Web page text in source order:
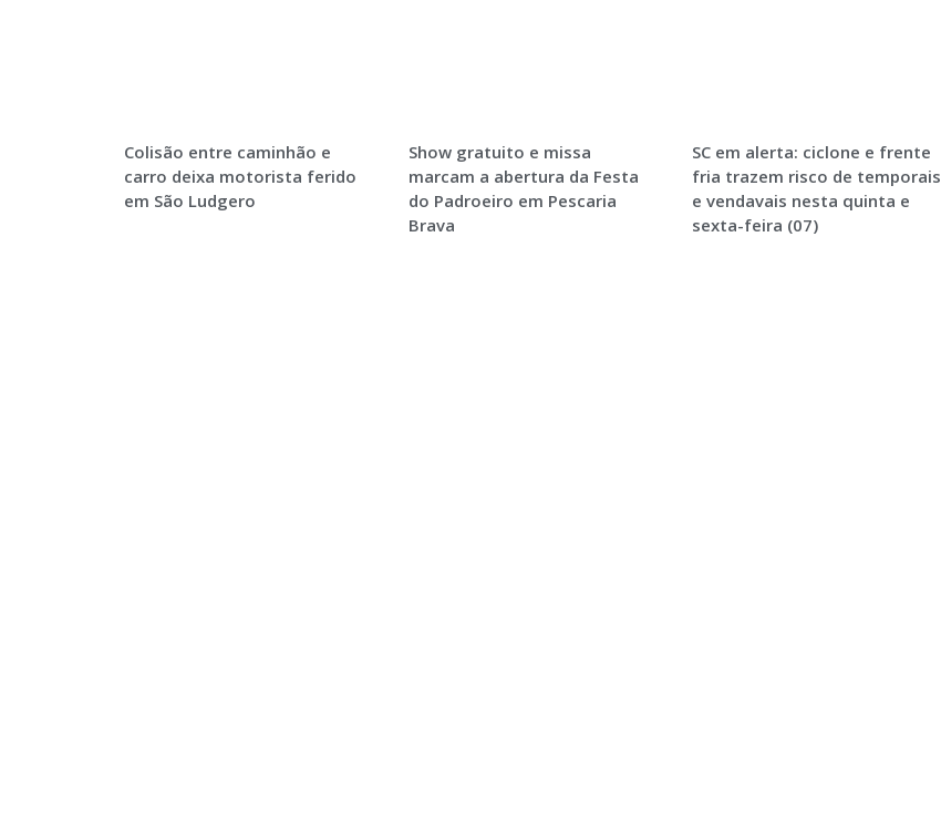
Colisão entre caminhão e
carro deixa motorista ferido
em São Ludgero
Show gratuito e missa
marcam a abertura da Festa
do Padroeiro em Pescaria
Brava
SC em alerta: ciclone e frente
fria trazem risco de temporais
e vendavais nesta quinta e
sexta-feira (07)